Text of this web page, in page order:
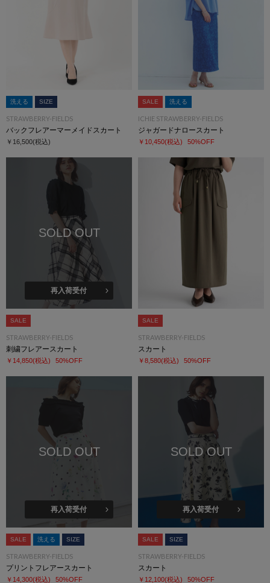
洗える SIZE
STRAWBERRY-FIELDS
バックフレアーマーメイドスカート
￥16,500(税込)
SALE 洗える
ICHIE STRAWBERRY-FIELDS
ジャガードナロースカート
￥10,450(税込) 50%OFF
SOLD OUT
再入荷受付
SALE
STRAWBERRY-FIELDS
刺繍フレアースカート
￥14,850(税込) 50%OFF
SALE
STRAWBERRY-FIELDS
スカート
￥8,580(税込) 50%OFF
SOLD OUT
再入荷受付
SALE 洗える SIZE
STRAWBERRY-FIELDS
プリントフレアースカート
￥14,300(税込) 50%OFF
SOLD OUT
再入荷受付
SALE SIZE
STRAWBERRY-FIELDS
スカート
￥12,100(税込) 50%OFF